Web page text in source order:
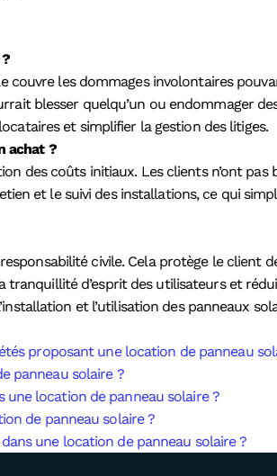
les dommages involontaires
blesser quelqu’un ou endommager
et simplifier la gestion des litiges.
achat ?
des coûts initiaux. Les clients n’ont
et le suivi des installations, ce qui
civile. Cela protège le client
d’esprit des utilisateurs et
et l’utilisation des panneaux
proposant une location de panneau
panneau solaire ?
location de panneau solaire ?
de panneau solaire ?
une location de panneau solaire ?